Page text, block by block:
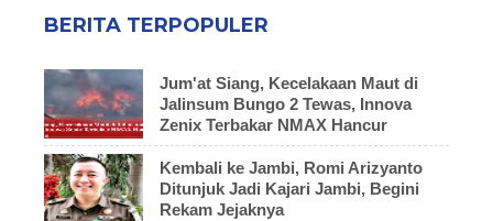
BERITA TERPOPULER
Jum'at Siang, Kecelakaan Maut di
Jalinsum Bungo 2 Tewas, Innova
Zenix Terbakar NMAX Hancur
Kembali ke Jambi, Romi Arizyanto
Ditunjuk Jadi Kajari Jambi, Begini
Rekam Jejaknya